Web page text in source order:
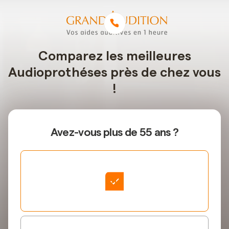
Comparez les meilleures
Audioprothéses près de chez vous
!
Avez-vous plus de 55 ans ?
Oui